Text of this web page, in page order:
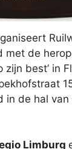
met de
zijn best’ in
in de hal
Limburg